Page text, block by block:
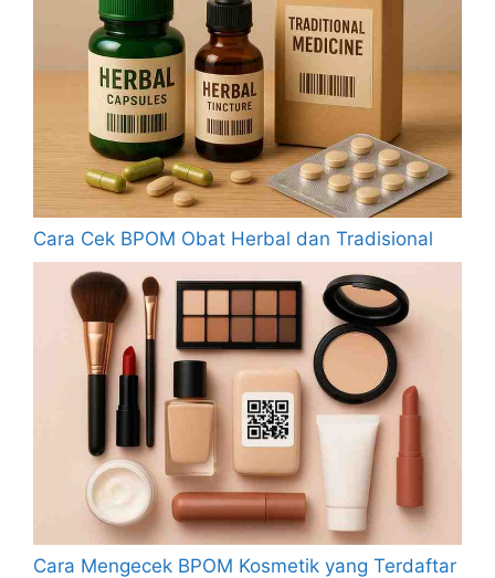
Cara Cek BPOM Obat Herbal dan Tradisional
Cara Mengecek BPOM Kosmetik yang Terdaftar